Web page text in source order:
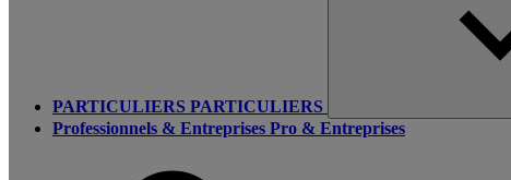
PARTICULIERS PARTICULIERS
Professionnels & Entreprises Pro & Entreprises